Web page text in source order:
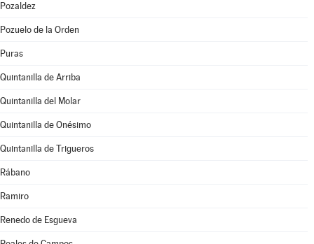
Pozaldez
Pozuelo de la Orden
Puras
Quintanilla de Arriba
Quintanilla del Molar
Quintanilla de Onésimo
Quintanilla de Trigueros
Rábano
Ramiro
Renedo de Esgueva